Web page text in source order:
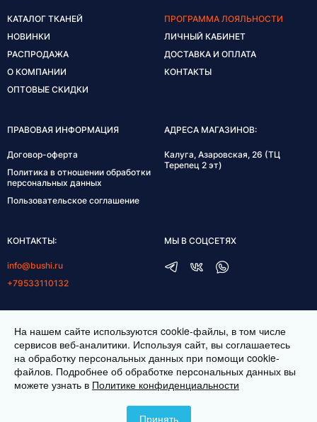
КАТАЛОГ ТКАНЕЙ
НОВИНКИ
РАСПРОДАЖА
О КОМПАНИИ
ОПТОВЫЕ СКИДКИ
ПРОГРАММА ЛОЯЛЬНОСТИ
ЛИЧНЫЙ КАБИНЕТ
ДОСТАВКА И ОПЛАТА
КОНТАКТЫ
ПРАВОВАЯ ИНФОРМАЦИЯ
Договор-оферта
Политика в отношении обработки
персональных данных
Пользовательское соглашение
АДРЕСА МАГАЗИНОВ:
Калуга, Азаровская, 26 (ТЦ
Терепец 2 эт)
КОНТАКТЫ:
info@bushi.ru
+79533110132
пн-пт 10:00-19:00
сб 11:00-17:00
МЫ В СОЦСЕТЯХ
На нашем сайте используются cookie-файлы, в том числе
сервисов веб-аналитики. Используя сайт, вы соглашаетесь
на обработку персональных данных при помощи cookie-
файлов. Подробнее об обработке персональных данных вы
можете узнать в Политике конфиденциальности
Принять